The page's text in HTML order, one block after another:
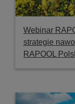
Webinar
strategie
RAPOOL